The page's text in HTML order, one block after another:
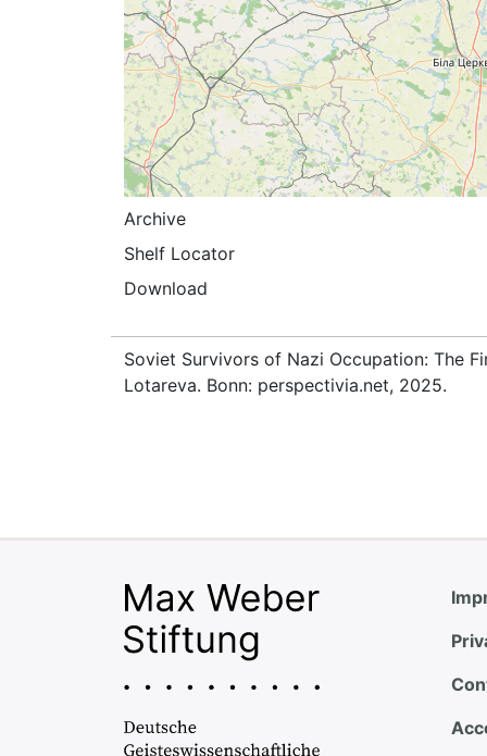
Archive
Shelf Locator
Download
Soviet Survivors of Nazi Occupation: The
Lotareva. Bonn: perspectivia.net, 2025.